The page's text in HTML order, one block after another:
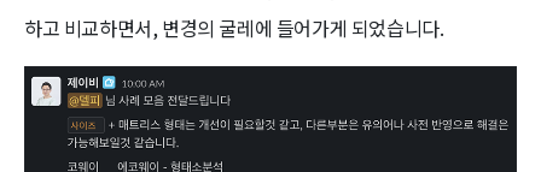
하고 비교하면서, 변경의 굴레에 들어가게 되었습니다.